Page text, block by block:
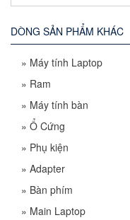
DÒNG SẢN PHẨM KHÁC
» Máy tính Laptop
» Ram
» Máy tính bàn
» Ổ Cứng
» Phụ kiện
» Adapter
» Bàn phím
» Main Laptop